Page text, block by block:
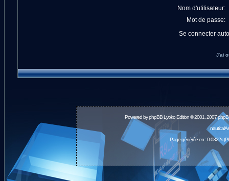
Nom d'utilisateur:
Mot de passe:
Se connecter
J'ai
Powered byphpBBLyoko Edition © 2001, 2007
Page générée en : 0.0322s